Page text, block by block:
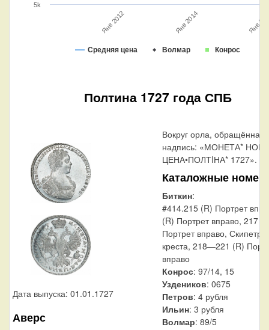
Средняя цена Волмар Конрос
Янв 2012 Янв 2014 Янв
5k
Полтина 1727 года СПБ
Дата выпуска: 01.01.1727
Аверс
Вокруг орла, обращённая
надпись: «МОНЕТА*
ЦЕНА•ПОЛТIНА* 1727».
Каталожные
Биткин:
#414.215 (R) Портрет
(R) Портрет вправо, 217
Портрет вправо, Скипетр
креста, 218—221 (R)
вправо
Конрос: 97/14, 15
Уздеников: 0675
Петров: 4 рубля
Ильин: 3 рубля
Волмар: 89/5